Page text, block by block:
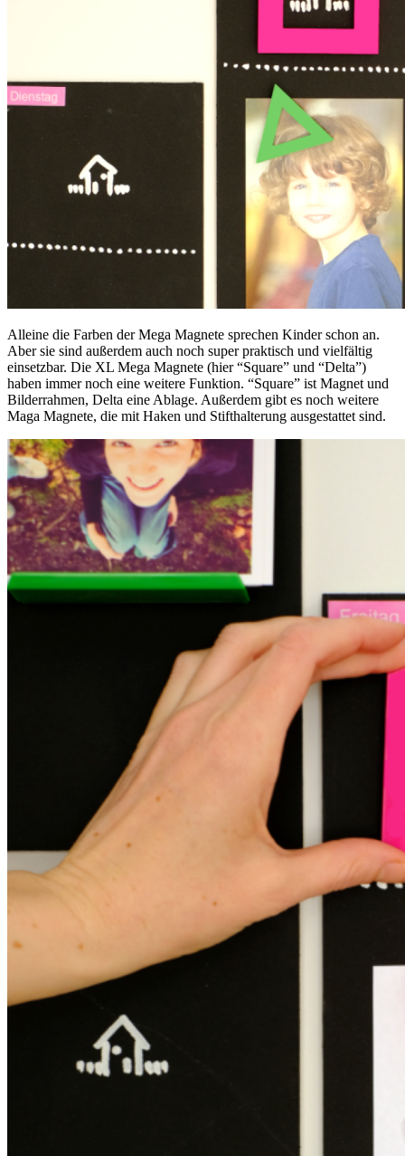
Alleine die Farben der Mega Magnete sprechen Kinder schon an.
Aber sie sind außerdem auch noch super praktisch und vielfältig
einsetzbar. Die XL Mega Magnete (hier “Square” und “Delta”)
haben immer noch eine weitere Funktion. “Square” ist Magnet und
Bilderrahmen, Delta eine Ablage. Außerdem gibt es noch weitere
Maga Magnete, die mit Haken und Stifthalterung ausgestattet sind.